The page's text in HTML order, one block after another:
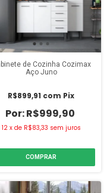
de Cozinha Cozimax
Aço Juno
R$999,90
R$899,91 com Pix
12 x de R$83,33 sem juros
COMPRAR